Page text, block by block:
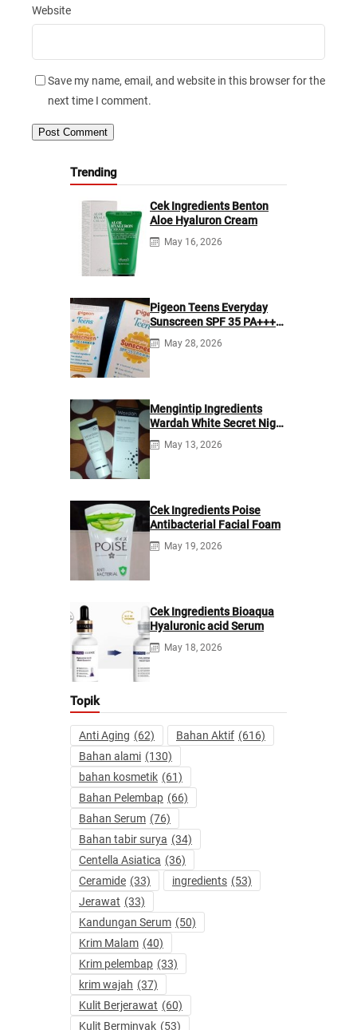
Website
Save my name, email, and website in this browser for the
next time I comment.
Trending
Cek Ingredients Benton
Aloe Hyaluron Cream
May 16, 2026
Pigeon Teens Everyday
Sunscreen SPF 35 PA+++
Ingredients
May 28, 2026
Mengintip Ingredients
Wardah White Secret Night
Cream
May 13, 2026
Cek Ingredients Poise
Antibacterial Facial Foam
May 19, 2026
Cek Ingredients Bioaqua
Hyaluronic acid Serum
May 18, 2026
Topik
Anti Aging (62) Bahan Aktif (616)
Bahan alami (130)
bahan kosmetik (61)
Bahan Pelembap (66)
Bahan Serum (76)
Bahan tabir surya (34)
Centella Asiatica (36)
Ceramide (33) ingredients (53)
Jerawat (33)
Kandungan Serum (50)
Krim Malam (40)
Krim pelembap (33)
krim wajah (37)
Kulit Berjerawat (60)
Kulit Berminyak (53)